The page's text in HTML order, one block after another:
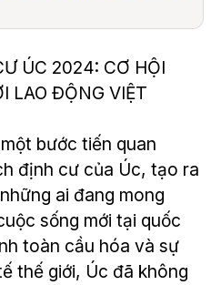
ÚC 2024: CƠ HỘI
LAO ĐỘNG VIỆT
bước tiến quan
định cư của Úc, tạo ra
ai đang mong
sống mới tại quốc
toàn cầu hóa và sự
thế giới, Úc đã không